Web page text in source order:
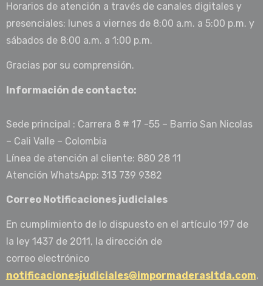
Horarios de atención a través de canales digitales y
presenciales: lunes a viernes de 8:00 a.m. a 5:00 p.m. y
sábados de 8:00 a.m. a 1:00 p.m.
Gracias por su comprensión.
Información de contacto:
Sede principal : Carrera 8 # 17 -55 – Barrio San Nicolas
– Cali Valle – Colombia
Línea de atención al cliente: 880 28 11
Atención WhatsApp: 313 739 9382
Correo Notificaciones judiciales
En cumplimiento de lo dispuesto en el artículo 197 de
la ley 1437 de 2011, la dirección de
correo electrónico
notificacionesjudiciales@impormaderasltda.com,